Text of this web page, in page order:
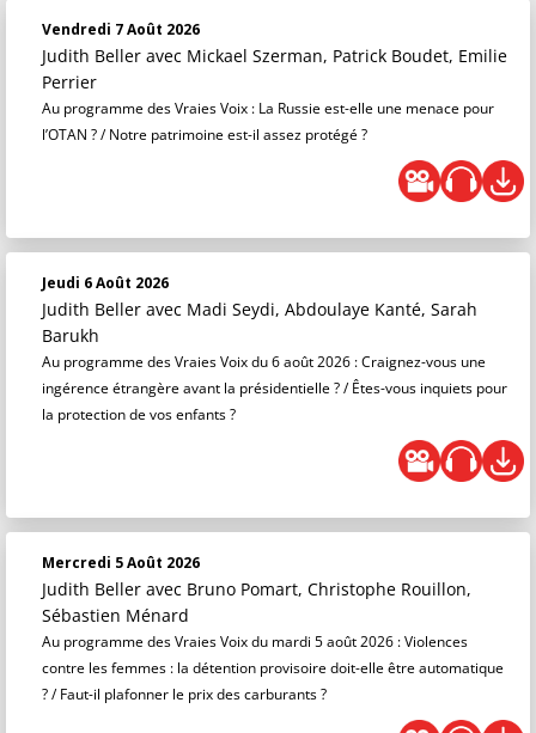
Vendredi 7 Août 2026
Judith Beller avec Mickael Szerman, Patrick Boudet, Emilie
Perrier
Au programme des Vraies Voix : La Russie est-elle une menace pour
l’OTAN ? / Notre patrimoine est-il assez protégé ?
Jeudi 6 Août 2026
Judith Beller avec Madi Seydi, Abdoulaye Kanté, Sarah
Barukh
Au programme des Vraies Voix du 6 août 2026 : Craignez-vous une
ingérence étrangère avant la présidentielle ? / Êtes-vous inquiets pour
la protection de vos enfants ?
Mercredi 5 Août 2026
Judith Beller avec Bruno Pomart, Christophe Rouillon,
Sébastien Ménard
Au programme des Vraies Voix du mardi 5 août 2026 : Violences
contre les femmes : la détention provisoire doit-elle être automatique
? / Faut-il plafonner le prix des carburants ?